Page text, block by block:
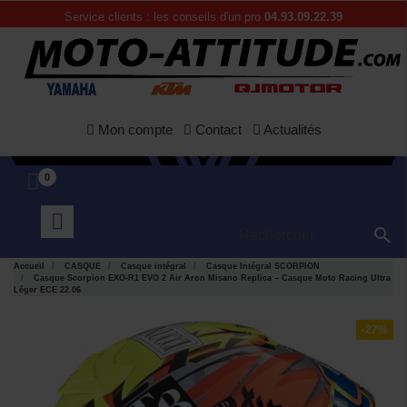
Service clients : les conseils d'un pro 04.93.09.22.39
Mon compte Contact Actualités
0

Accueil CASQUE Casque intégral
Casque Intégral SCORPION
Casque Scorpion EXO-R1 EVO 2 Air Aron Misano Replica – Casque Moto Racing Ultra
Léger ECE 22.06
-27%